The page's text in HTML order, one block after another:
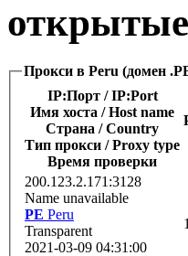
Прокси в Peru (домен
IP:Порт / IP:Port
Имя хоста / Host name
Страна / Сountry
Тип прокси / Proxy type
Время проверки
200.123.2.171:3128
Name unavailable
PE Peru
Transparent
2021-03-09 04:31:00